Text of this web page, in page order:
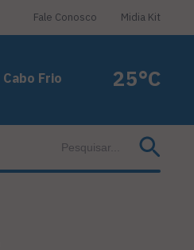
Fale Conosco Midia Kit
Cabo Frio 25°C